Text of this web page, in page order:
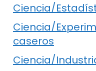
Ciencia/
Ciencia/
caseros
Ciencia/